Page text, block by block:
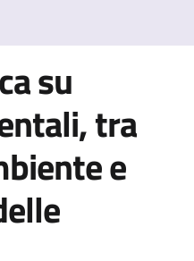
su
tra
e